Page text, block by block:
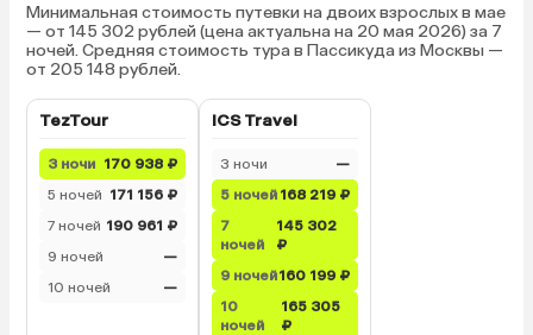
Минимальная стоимость путевки на двоих взрослых в мае
— от 145 302 рублей (цена актуальна на 20 мая 2026) за 7
ночей. Средняя стоимость тура в Пассикуда из Москвы —
от 205 148 рублей.
TezTour
3 ночи 170 938 ₽
5 ночей 171 156 ₽
7 ночей 190 961 ₽
9 ночей
—
10 ночей
—
ICS Travel
3 ночи
—
5 ночей 168 219 ₽
7
ночей
145 302
₽
9 ночей160 199 ₽
10
ночей
165 305
₽